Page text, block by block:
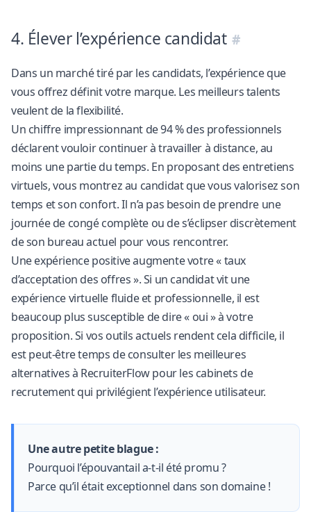
4. Élever l’expérience candidat
Dans un marché tiré par les candidats, l’expérience que
vous offrez définit votre marque. Les meilleurs talents
veulent de la flexibilité.
Un chiffre impressionnant de94 % des professionnels
déclarent vouloir continuer à travailler à distance, au
moins une partie du temps. En proposant des entretiens
virtuels, vous montrez au candidat que vous valorisez son
temps et son confort. Il n’a pas besoin de prendre une
journée de congé complète ou de s’éclipser discrètement
de son bureau actuel pour vous rencontrer.
Une expérience positive augmente votre « taux
d’acceptation des offres ». Si un candidat vit une
expérience virtuelle fluide et professionnelle, il est
beaucoup plus susceptible de dire « oui » à votre
proposition. Si vos outils actuels rendent cela difficile, il
est peut-être temps de consulter les meilleures
alternatives à RecruiterFlowpour les cabinets de
recrutement qui privilégient l’expérience utilisateur.
Une autre petite blague :
Pourquoi l’épouvantail a-t-il été promu ?
Parce qu’il était exceptionnel dans son domaine !